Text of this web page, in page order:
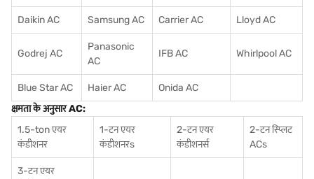
Daikin AC Samsung AC Carrier AC Lloyd AC
Godrej AC
Panasonic
AC
IFB AC Whirlpool AC
Blue Star AC Haier AC
Onida AC
क्षमता के अनुसार AC:
1.5-ton एयर
कंडीशनर
1-टन एयर
कंडीशनरs
2-टन एयर
कंडीशनर्स
2-टन स्प्लिट
ACs
3-टन एयर